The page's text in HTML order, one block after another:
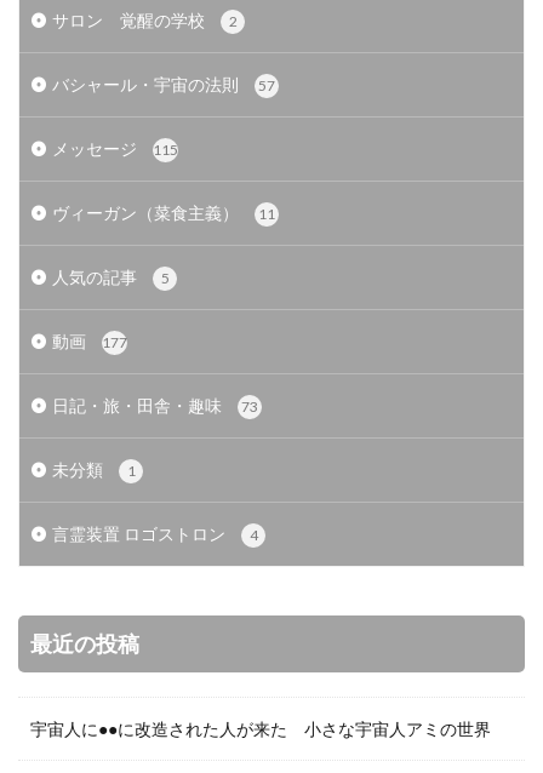
サロン 覚醒の学校 2
バシャール・宇宙の法則 57
メッセージ 115
ヴィーガン（菜食主義） 11
人気の記事 5
動画 177
日記・旅・田舎・趣味 73
未分類 1
言霊装置 ロゴストロン 4
最近の投稿
宇宙人に●●に改造された人が来た 小さな宇宙人アミの世界